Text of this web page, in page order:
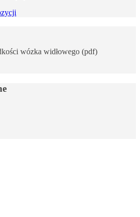
wózka widłowego (pdf)